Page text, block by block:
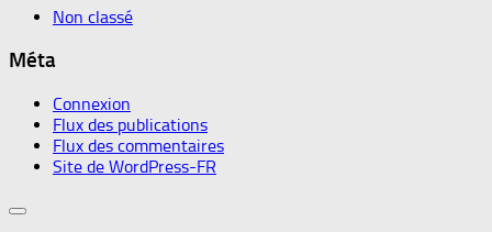
Non classé
Méta
Connexion
Flux des publications
Flux des commentaires
Site de WordPress-FR